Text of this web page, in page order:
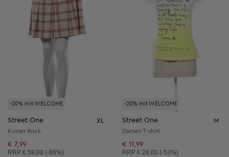
-20% mit WELCOME
Street One XL
Kurzer Rock
€ 7,99
Unverbindliche Preisempfehlung:
RRP € 59,00 (-86%)
-20% mit WELCOME
Street One M
Damen T-shirt
€ 11,99
Unverbindliche Preisempfehlung:
RRP € 26,00 (-53%)